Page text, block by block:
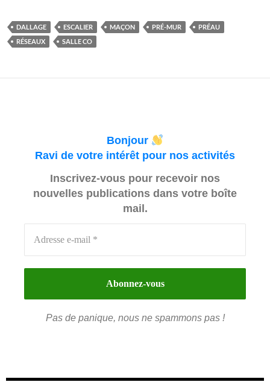
DALLAGE ESCALIER MAÇON PRÉ-MUR
PRÉAU
RÉSEAUX
SALLE CO
Bonjour
Ravi de votre intérêt pour nos activités
Inscrivez-vous pour recevoir nos
nouvelles publications dans votre boîte
mail.
Pas de panique, nous ne spammons pas !